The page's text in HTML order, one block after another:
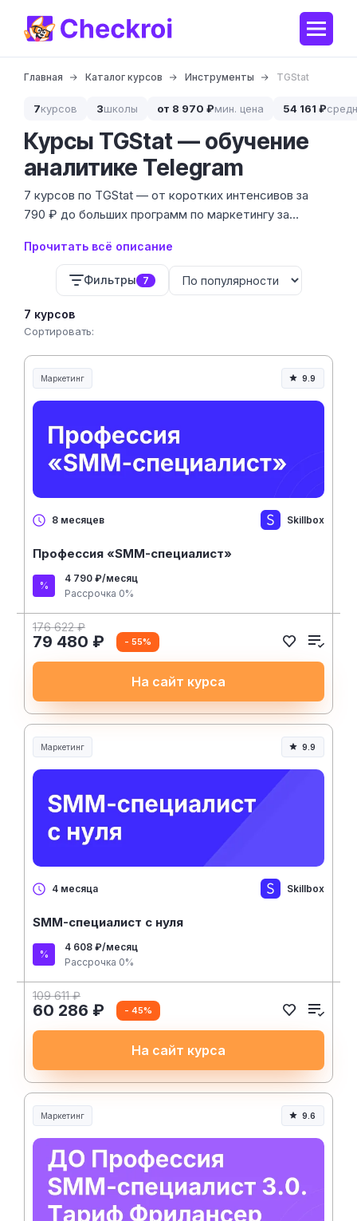
Главная Каталог курсов Инструменты TGStat
7курсов 3школы от 8 970 ₽мин. цена 54 161 ₽
Курсы TGStat — обучение
аналитике Telegram
7 курсов по TGStat — от коротких интенсивов за
790 ₽ до больших программ по маркетингу за
вы научились профессионально анализировать
Telegram-каналы и не сливать бюджет на
накрученные площадки.
Прочитать всё описание
Фильтры 7
7 курсов
Сортировать:
Маркетинг 9.9
8 месяцев Skillbox
Профессия «SMM-специалист»
4 790 ₽/месяц
Рассрочка 0%
176 622 ₽
79 480 ₽ - 55%
На сайт курса
Маркетинг 9.9
4 месяца Skillbox
SMM-специалист с нуля
4 608 ₽/месяц
Рассрочка 0%
109 611 ₽
60 286 ₽ - 45%
На сайт курса
Маркетинг 9.6